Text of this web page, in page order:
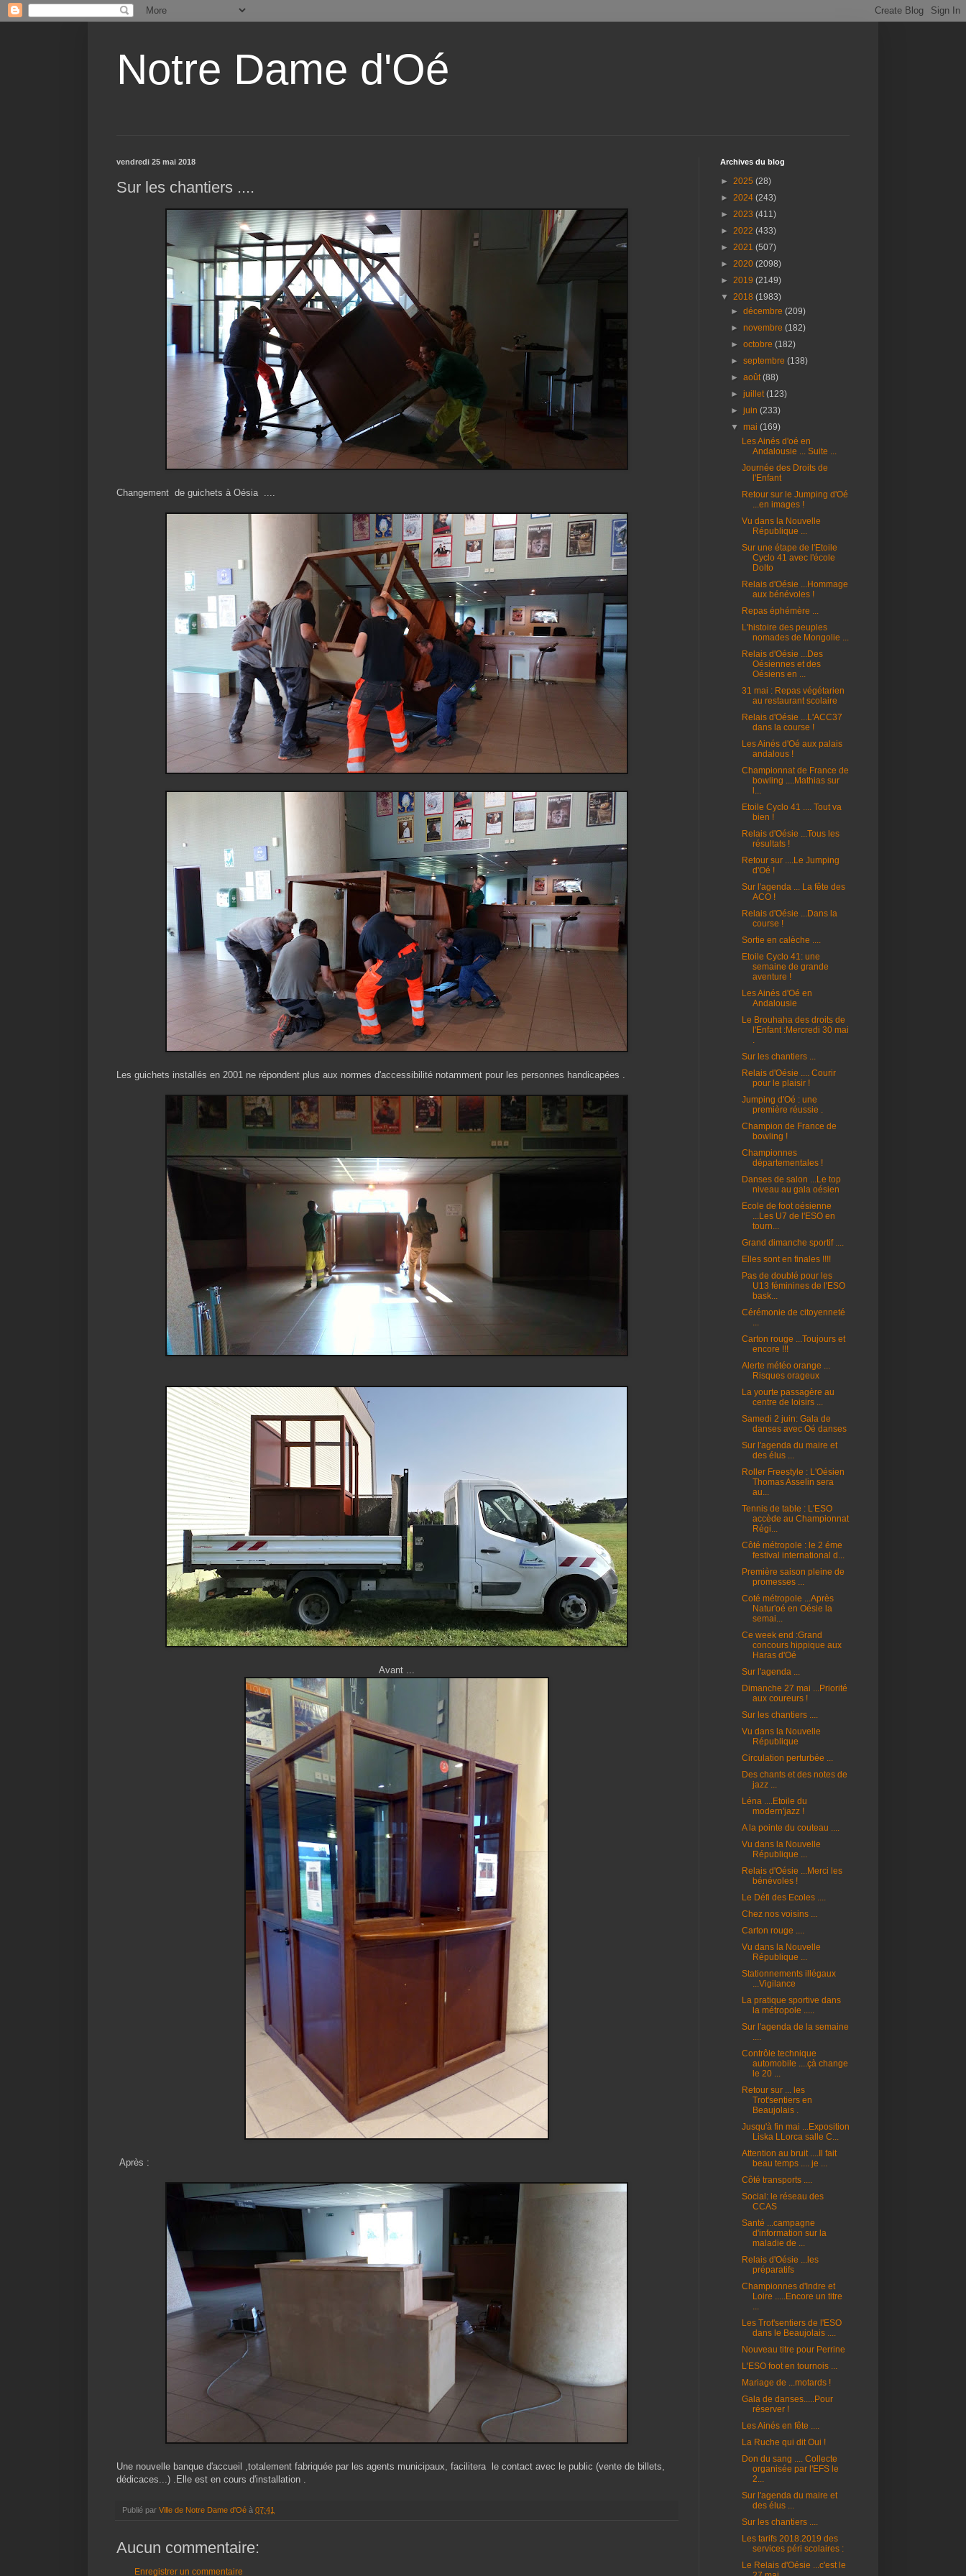
Notre Dame d'Oé
vendredi 25 mai 2018
Sur les chantiers ....
Changement de guichets à Oésia ....
Les guichets installés en 2001 ne répondent plus aux normes d'accessibilité notamment pour les personnes handicapées .
Avant ...
Après :
Une nouvelle banque d'accueil ,totalement fabriquée par les agents municipaux, facilitera le contact avec le public (vente de billets,
dédicaces...) .Elle est en cours d'installation .
Publié par Ville de Notre Dame d'Oé à 07:41
Aucun commentaire:
Enregistrer un commentaire
Archives du blog
► 2025 (28)
► 2024 (243)
► 2023 (411)
► 2022 (433)
► 2021 (507)
► 2020 (2098)
► 2019 (2149)
▼ 2018 (1983)
►décembre(209)
►novembre(182)
►octobre(182)
►septembre(138)
►août(88)
►juillet(123)
►juin(233)
▼mai(169)
Les Ainés d'oé en
Andalousie ... Suite ...
Journée des Droits de
l'Enfant
Retour sur le Jumping d'Oé
...en images !
Vu dans la Nouvelle
République ...
Sur une étape de l'Etoile
Cyclo 41 avec l'école
Dolto
Relais d'Oésie ...Hommage
aux bénévoles !
Repas éphémère ...
L'histoire des peuples
nomades de Mongolie ...
Relais d'Oésie ...Des
Oésiennes et des
Oésiens en ...
31 mai : Repas végétarien
au restaurant scolaire
Relais d'Oésie ...L'ACC37
dans la course !
Les Ainés d'Oé aux palais
andalous !
Championnat de France de
bowling ....Mathias sur
l...
Etoile Cyclo 41 .... Tout va
bien !
Relais d'Oésie ...Tous les
résultats !
Retour sur ....Le Jumping
d'Oé !
Sur l'agenda ... La fête des
ACO !
Relais d'Oésie ...Dans la
course !
Sortie en calèche ....
Etoile Cyclo 41: une
semaine de grande
aventure !
Les Ainés d'Oé en
Andalousie
Le Brouhaha des droits de
l'Enfant :Mercredi 30 mai
.
Sur les chantiers ...
Relais d'Oésie .... Courir
pour le plaisir !
Jumping d'Oé : une
première réussie .
Champion de France de
bowling !
Championnes
départementales !
Danses de salon ...Le top
niveau au gala oésien
Ecole de foot oésienne
...Les U7 de l'ESO en
tourn...
Grand dimanche sportif ....
Elles sont en finales !!!!
Pas de doublé pour les
U13 féminines de l'ESO
bask...
Cérémonie de citoyenneté
...
Carton rouge ...Toujours et
encore !!!
Alerte météo orange ...
Risques orageux
La yourte passagère au
centre de loisirs ...
Samedi 2 juin: Gala de
danses avec Oé danses
Sur l'agenda du maire et
des élus ...
Roller Freestyle : L'Oésien
Thomas Asselin sera
au...
Tennis de table : L'ESO
accède au Championnat
Régi...
Côté métropole : le 2 éme
festival international d...
Première saison pleine de
promesses ...
Coté métropole ...Après
Natur'oé en Oésie la
semai...
Ce week end :Grand
concours hippique aux
Haras d'Oé
Sur l'agenda ...
Dimanche 27 mai ...Priorité
aux coureurs !
Sur les chantiers ....
Vu dans la Nouvelle
République
Circulation perturbée ...
Des chants et des notes de
jazz ...
Léna ....Etoile du
modern'jazz !
A la pointe du couteau ....
Vu dans la Nouvelle
République ...
Relais d'Oésie ...Merci les
bénévoles !
Le Défi des Ecoles ....
Chez nos voisins ...
Carton rouge ....
Vu dans la Nouvelle
République ...
Stationnements illégaux
...Vigilance
La pratique sportive dans
la métropole .....
Sur l'agenda de la semaine
....
Contrôle technique
automobile ....çà change
le 20 ...
Retour sur ... les
Trot'sentiers en
Beaujolais .
Jusqu'à fin mai ...Exposition
Liska LLorca salle C...
Attention au bruit ....Il fait
beau temps .... je ...
Côté transports ....
Social: le réseau des
CCAS
Santé ...campagne
d'information sur la
maladie de ...
Relais d'Oésie ...les
préparatifs
Championnes d'Indre et
Loire .....Encore un titre
...
Les Trot'sentiers de l'ESO
dans le Beaujolais ....
Nouveau titre pour Perrine
L'ESO foot en tournois ...
Mariage de ...motards !
Gala de danses.....Pour
réserver !
Les Ainés en fête ....
La Ruche qui dit Oui !
Don du sang .... Collecte
organisée par l'EFS le
2...
Sur l'agenda du maire et
des élus ...
Sur les chantiers ....
Les tarifs 2018.2019 des
services péri scolaires :
Le Relais d'Oésie ...c'est le